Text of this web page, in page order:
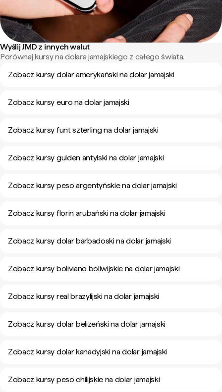
Wyślij JMD z innych walut
Porównaj kursy na dolara jamajskiego z całego świata.
Zobacz kursy dolar amerykański na dolar jamajski
Zobacz kursy euro na dolar jamajski
Zobacz kursy funt szterling na dolar jamajski
Zobacz kursy gulden antylski na dolar jamajski
Zobacz kursy peso argentyńskie na dolar jamajski
Zobacz kursy florin arubański na dolar jamajski
Zobacz kursy dolar barbadoski na dolar jamajski
Zobacz kursy boliviano boliwijskie na dolar jamajski
Zobacz kursy real brazylijski na dolar jamajski
Zobacz kursy dolar belizeński na dolar jamajski
Zobacz kursy dolar kanadyjski na dolar jamajski
Zobacz kursy peso chilijskie na dolar jamajski